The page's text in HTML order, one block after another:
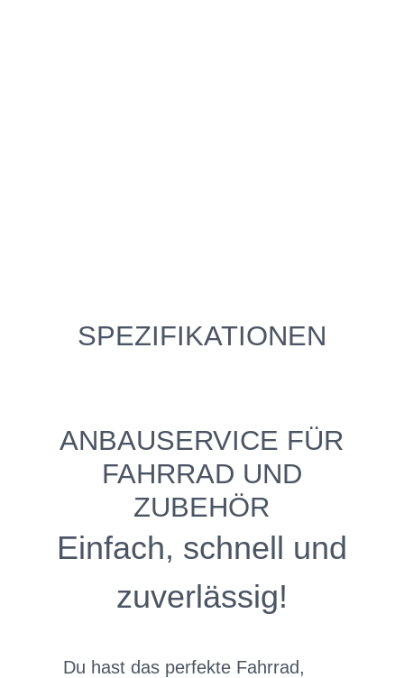
SPEZIFIKATIONEN
ANBAUSERVICE FÜR
FAHRRAD UND
ZUBEHÖR
Einfach, schnell und
zuverlässig!
Du hast das perfekte Fahrrad,